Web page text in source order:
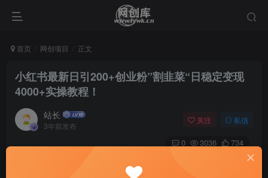
首页 网创项目 正文
小红书最新日引200+创业粉”割韭菜“日稳定变现
4000+实操教程！
站长
3年前发布
关注 私信
0 3036 734